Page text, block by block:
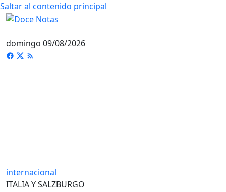
Saltar al contenido principal
domingo 09/08/2026
internacional
ITALIA Y SALZBURGO